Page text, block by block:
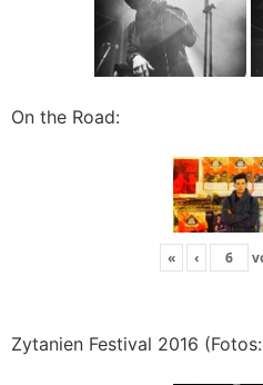
On the Road:
« ‹
Zytanien Festival 2016